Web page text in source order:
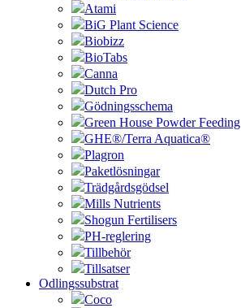
Atami
BiG Plant Science
Biobizz
BioTabs
Canna
Dutch Pro
Gödningsschema
Green House Powder Feeding
GHE®/Terra Aquatica®
Plagron
Paketlösningar
Trädgårdsgödsel
Mills Nutrients
Shogun Fertilisers
PH-reglering
Tillbehör
Tillsatser
Odlingssubstrat
Coco